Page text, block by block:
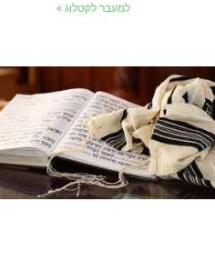
למעבר לקטלוג »